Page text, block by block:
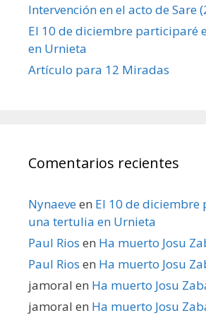
Intervención en el acto de Sare
El 10 de diciembre participaré
en Urnieta
Artículo para 12 Miradas
Comentarios recientes
Nynaeveen El 10 de diciembre
una tertulia en Urnieta
Paul Rios en Ha muerto Josu
Paul Rios en Ha muerto Josu
jamoral en Ha muerto Josu
jamoral en Ha muerto Josu